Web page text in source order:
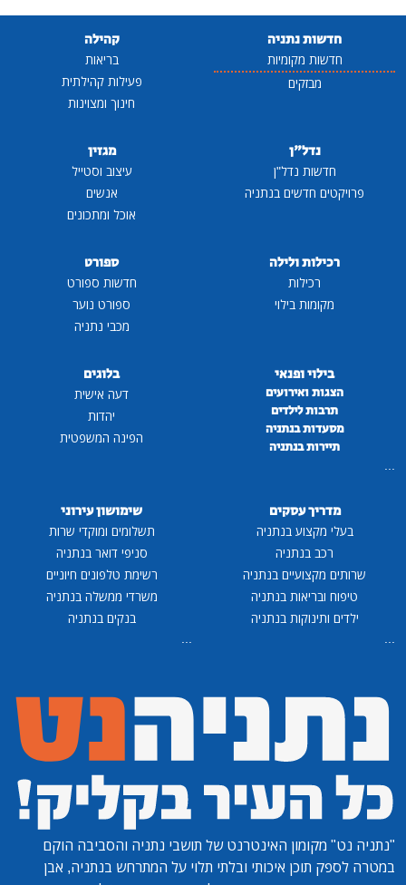
חדשות נתניה
חדשות מקומיות
מבזקים
קהילה
בריאות
פעילות קהילתית
חינוך ומצוינות
נדל"ן
חדשות נדל"ן
פרויקטים חדשים בנתניה
מגזין
עיצוב וסטייל
אנשים
אוכל ומתכונים
רכילות ולילה
רכילות
מקומות בילוי
ספורט
חדשות ספורט
ספורט נוער
מכבי נתניה
בילוי ופנאי
הצגות ואירועים
תרבות לילדים
מסעדות בנתניה
תיירות בנתניה
...
בלוגים
דעה אישית
יהדות
הפינה המשפטית
מדריך עסקים
בעלי מקצוע בנתניה
רכב בנתניה
שרותים מקצועיים בנתניה
טיפוח ובריאות בנתניה
ילדים ותינוקות בנתניה
...
שימושון עירוני
תשלומים ומוקדי שרות
סניפי דואר בנתניה
רשימת טלפונים חיוניים
משרדי ממשלה בנתניה
בנקים בנתניה
...
"נתניה נט" מקומון האינטרנט של תושבי נתניה והסביבה הוקם
במטרה לספק תוכן איכותי ובלתי תלוי על המתרחש בנתניה, אבן